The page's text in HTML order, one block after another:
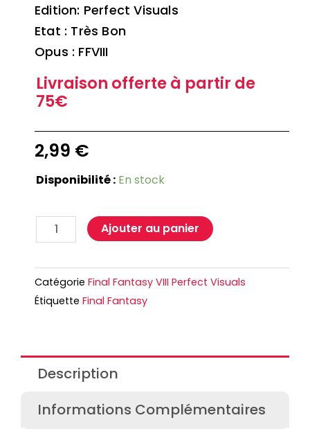
Edition: Perfect Visuals
Etat : Très Bon
Opus : FFVIII
Livraison offerte à partir de
75€
2,99 €
Disponibilité : En stock
Ajouter au panier
Catégorie Final Fantasy VIII Perfect Visuals
Étiquette Final Fantasy
Description
Informations Complémentaires